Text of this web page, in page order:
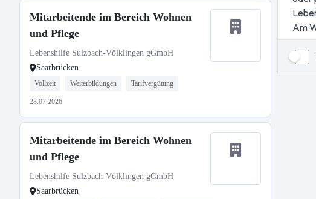
Mitarbeitende im Bereich Wohnen
und Pflege
Lebenshilfe Sulzbach-Völklingen gGmbH
Saarbrücken
Vollzeit Weiterbildungen Tarifvergütung
28.07.2026
Mitarbeitende im Bereich Wohnen
und Pflege
Lebenshilfe Sulzbach-Völklingen gGmbH
Saarbrücken